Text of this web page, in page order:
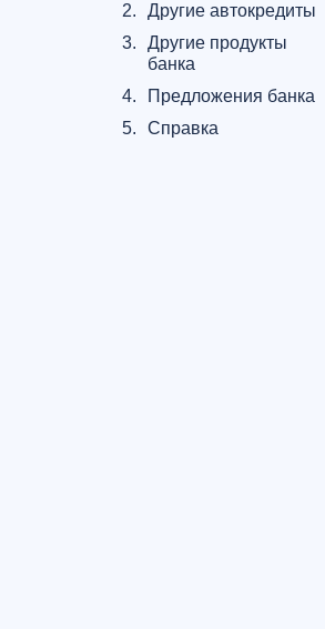
2.
Другие автокредиты
3.
Другие продукты
банка
4.
Предложения банка
5.
Справка